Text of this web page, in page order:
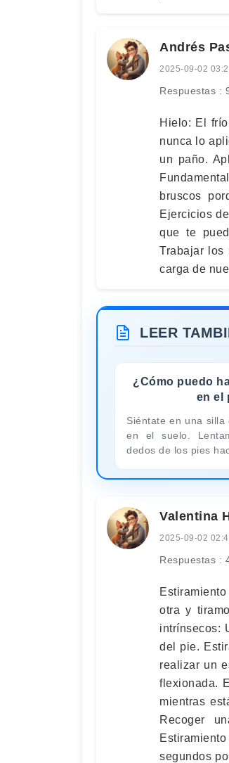
Andrés
2025-09-02
Respuestas :
Hielo: El
nunca lo
un paño.
bruscos
Ejercicios
que te
Trabajar los
carga de
LEER
¿Cómo puedo
en el
Siéntate en una
en el suelo.
dedos de los pies
Valentina
2025-09-02
Respuestas :
otra y
intrínsecos:
del pie.
realizar un
flexionada.
mientras
Recoger
segundos